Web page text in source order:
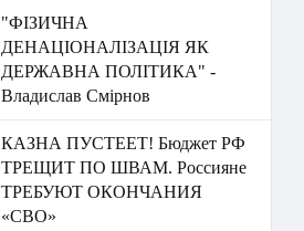
"ФІЗИЧНА
ДЕНАЦІОНАЛІЗАЦІЯ ЯК
ДЕРЖАВНА ПОЛІТИКА" -
Владислав Смірнов
КАЗНА ПУСТЕЕТ! Бюджет РФ
ТРЕЩИТ ПО ШВАМ. Россияне
ТРЕБУЮТ ОКОНЧАНИЯ
«СВО»